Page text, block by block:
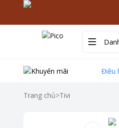
Điều
Trang chủ>Tivi